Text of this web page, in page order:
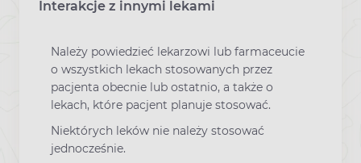
Interakcje z innymi lekami
Należy powiedzieć lekarzowi lub farmaceucie
o wszystkich lekach stosowanych przez
pacjenta obecnie lub ostatnio, a także o
lekach, które pacjent planuje stosować.
Niektórych leków nie należy stosować
jednocześnie.